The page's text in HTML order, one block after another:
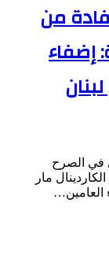
من
إضفاء
في الصرح
مار
العامين…